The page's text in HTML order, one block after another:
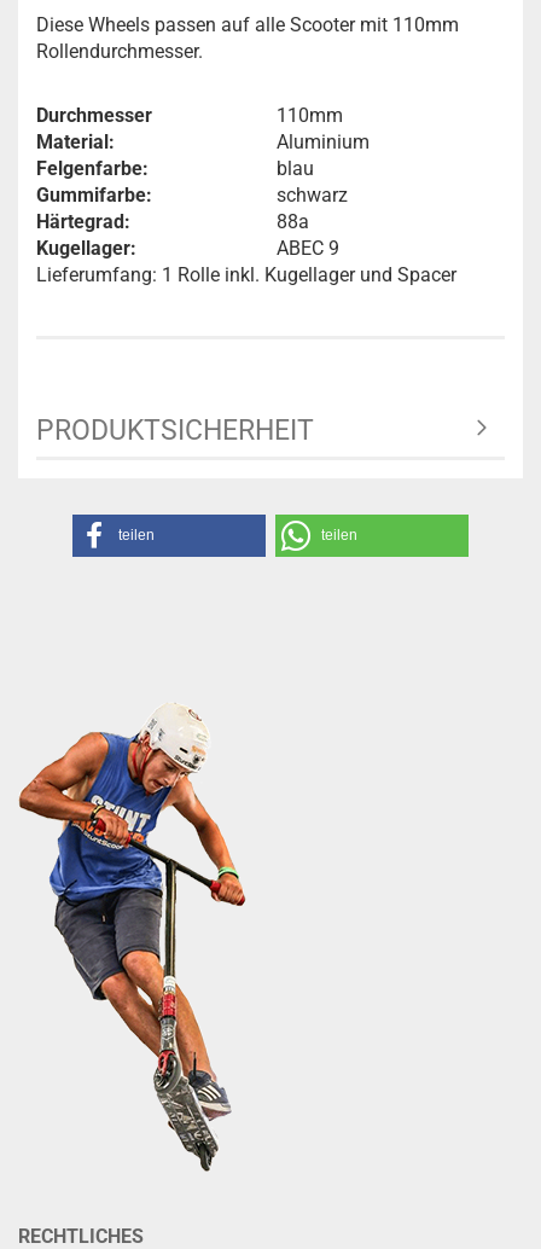
Diese Wheels passen auf alle Scooter mit 110mm
Rollendurchmesser.
Durchmesser
Material:
Felgenfarbe:
Gummifarbe:
Härtegrad:
Kugellager:
110mm
Aluminium
blau
schwarz
88a
ABEC 9
Lieferumfang: 1 Rolle inkl. Kugellager und Spacer
PRODUKTSICHERHEIT
teilen teilen
RECHTLICHES